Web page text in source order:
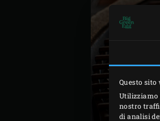
Questo sito
Utilizziamo
nostro
di analisi